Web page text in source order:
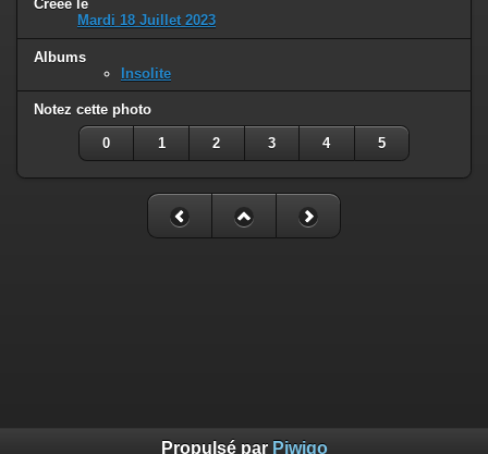
Créée le
Mardi 18 Juillet 2023
Albums
Insolite
Notez cette photo
0 1 2 3 4 5
Propulsé par Piwigo